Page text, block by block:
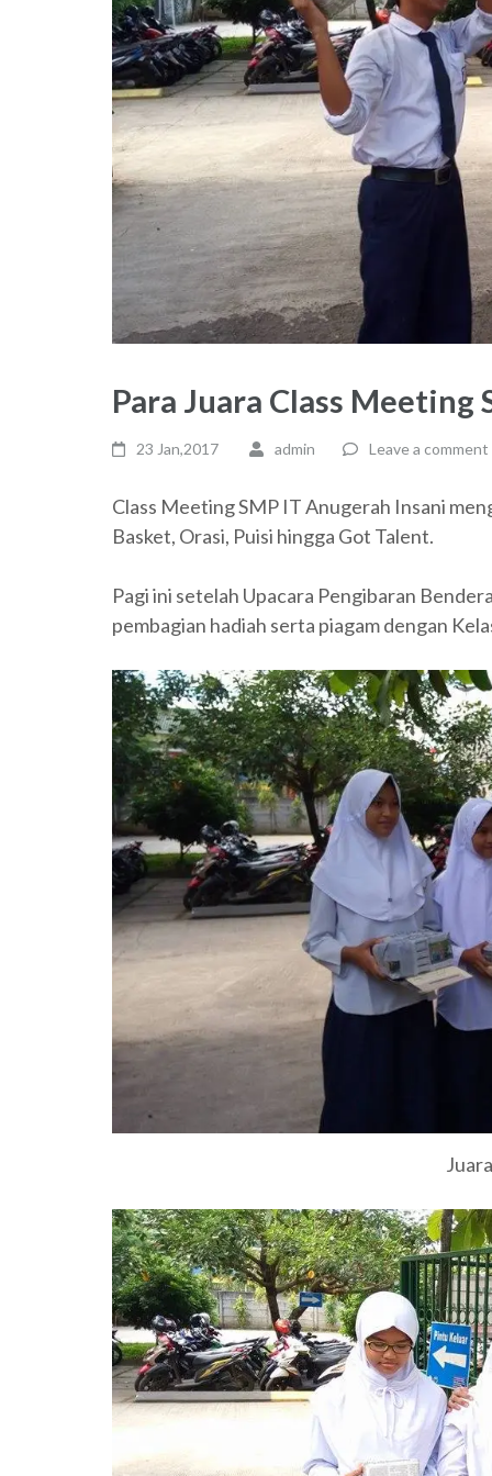
Para Juara Class
23 Jan,2017 admin Leave a comment
Class Meeting SMP IT Anugerah Insani
Basket, Orasi, Puisi hingga Got Talent.
Pagi ini setelah Upacara Pengibaran
pembagian hadiah serta piagam dengan